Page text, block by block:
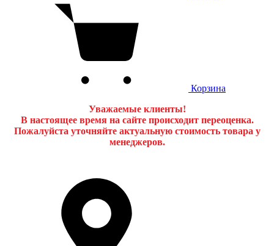
Корзина
Уважаемые клиенты!
В настоящее время на сайте происходит переоценка.
Пожалуйста уточняйте актуальную стоимость товара у
менеджеров.